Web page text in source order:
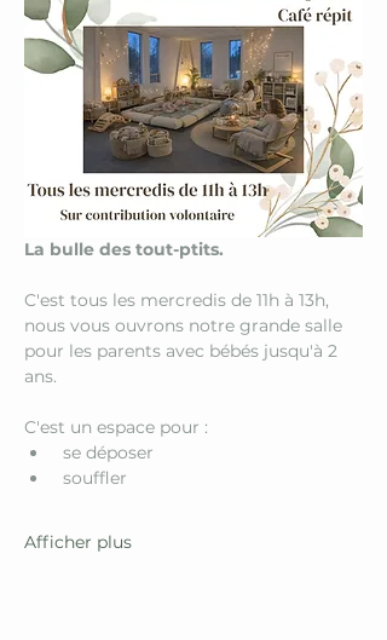
La bulle des tout-ptits.
C'est tous les mercredis de 11h à 13h,
nous vous ouvrons notre grande salle
pour les parents avec bébés jusqu'à 2
ans.
C'est un espace pour :
se déposer
souffler
Afficher plus